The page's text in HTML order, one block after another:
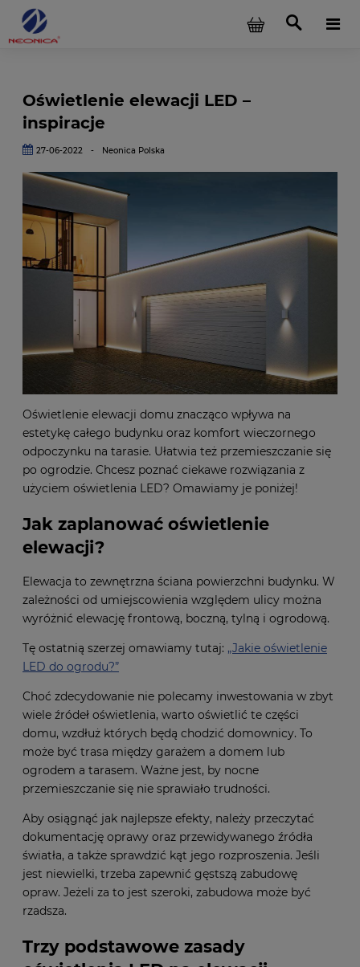
Oświetlenie elewacji LED –
inspiracje
27-06-2022 - Neonica Polska
Oświetlenie elewacji domu znacząco wpływa na
estetykę całego budynku oraz komfort wieczornego
odpoczynku na tarasie. Ułatwia też przemieszczanie się
po ogrodzie. Chcesz poznać ciekawe rozwiązania z
użyciem oświetlenia LED? Omawiamy je poniżej!
Jak zaplanować oświetlenie
elewacji?
Elewacja to zewnętrzna ściana powierzchni budynku. W
zależności od umiejscowienia względem ulicy można
wyróżnić elewację frontową, boczną, tylną i ogrodową.
Tę ostatnią szerzej omawiamy tutaj: „Jakie oświetlenie
LED do ogrodu?”
Choć zdecydowanie nie polecamy inwestowania w zbyt
wiele źródeł oświetlenia, warto oświetlić te części
domu, wzdłuż których będą chodzić domownicy. To
może być trasa między garażem a domem lub
ogrodem a tarasem. Ważne jest, by nocne
przemieszczanie się nie sprawiało trudności.
Aby osiągnąć jak najlepsze efekty, należy przeczytać
dokumentację oprawy oraz przewidywanego źródła
światła, a także sprawdzić kąt jego rozproszenia. Jeśli
jest niewielki, trzeba zapewnić gęstszą zabudowę
opraw. Jeżeli za to jest szeroki, zabudowa może być
rzadsza.
Trzy podstawowe zasady